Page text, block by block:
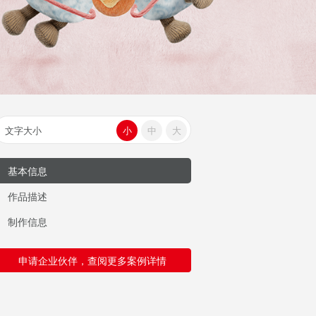
文字大小 大
中
小
基本信息
作品描述
制作信息
申请企业伙伴，查阅更多案例详情